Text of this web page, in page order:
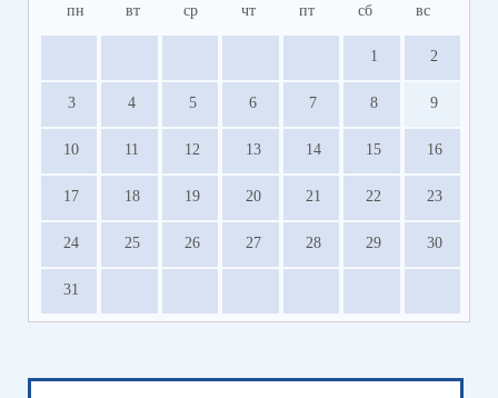
пн вт ср чт пт сб вс
1 2
3 4 5 6 7 8 9
10 11 12 13 14 15 16
17 18 19 20 21 22 23
24 25 26 27 28 29 30
31